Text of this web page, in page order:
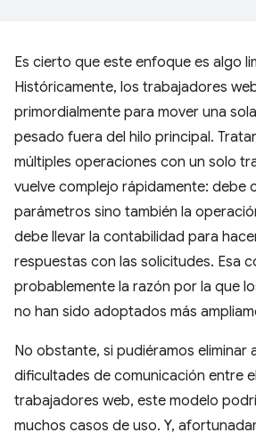
Es cierto que este enfoque es algo
Históricamente, los trabajadores
primordialmente para mover una
pesado fuera del hilo principal.
múltiples operaciones con un solo
vuelve complejo rápidamente: debe
parámetros sino también la
debe llevar la contabilidad para
respuestas con las solicitudes. Esa
probablemente la razón por la que
no han sido adoptados más
No obstante, si pudiéramos eliminar
dificultades de comunicación entre
trabajadores web, este modelo
muchos casos de uso. Y,